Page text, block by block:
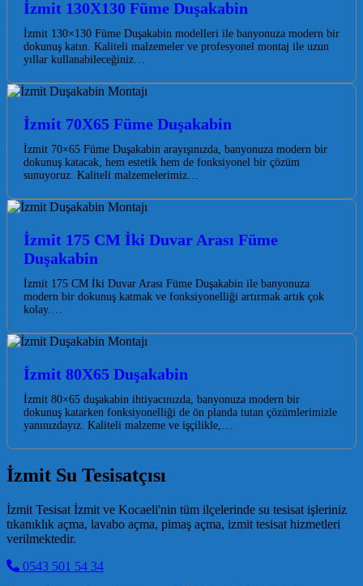
İzmit 130X130 Füme Duşakabin
İzmit 130×130 Füme Duşakabin modelleri ile banyonuza modern bir
dokunuş katın. Kaliteli malzemeler ve profesyonel montaj ile uzun
yıllar kullanabileceğiniz…
İzmit 70X65 Füme Duşakabin
İzmit 70×65 Füme Duşakabin arayışınızda, banyonuza modern bir
dokunuş katacak, hem estetik hem de fonksiyonel bir çözüm
sunuyoruz. Kaliteli malzemelerimiz…
İzmit 175 CM İki Duvar Arası Füme
Duşakabin
İzmit 175 CM İki Duvar Arası Füme Duşakabin ile banyonuza
modern bir dokunuş katmak ve fonksiyonelliği artırmak artık çok
kolay.…
İzmit 80X65 Duşakabin
İzmit 80×65 duşakabin ihtiyacınızda, banyonuza modern bir
dokunuş katarken fonksiyonelliği de ön planda tutan çözümlerimizle
yanınızdayız. Kaliteli malzeme ve işçilikle,…
İzmit Su Tesisatçısı
İzmit Tesisat İzmit ve Kocaeli'nin tüm ilçelerinde su tesisat işleriniz
tıkanıklık açma, lavabo açma, pimaş açma, izmit tesisat hizmetleri
verilmektedir.
0543 501 54 34